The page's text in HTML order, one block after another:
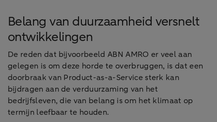
Belang van duurzaamheid versnelt
ontwikkelingen
De reden dat bijvoorbeeld ABN AMRO er veel aan
gelegen is om deze horde te overbruggen, is dat een
doorbraak van Product-as-a-Service sterk kan
bijdragen aan de verduurzaming van het
bedrijfsleven, die van belang is om het klimaat op
termijn leefbaar te houden.